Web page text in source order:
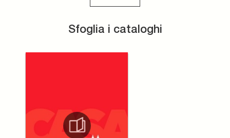
Sfoglia i cataloghi